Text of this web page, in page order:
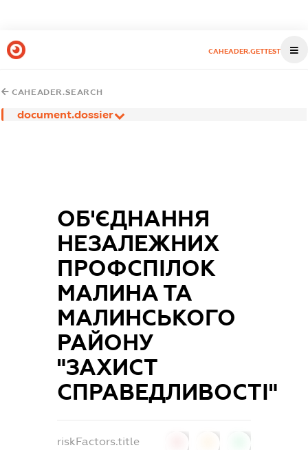
CAHEADER.GETTEST
CAHEADER.SEARCH
document.dossier
ОБ'ЄДНАННЯ
НЕЗАЛЕЖНИХ
ПРОФСПІЛОК
МАЛИНА ТА
МАЛИНСЬКОГО
РАЙОНУ
"ЗАХИСТ
СПРАВЕДЛИВОСТІ"
riskFactors.title